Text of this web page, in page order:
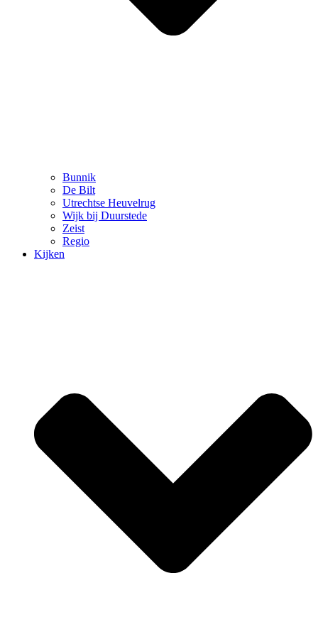
Bunnik
De Bilt
Utrechtse Heuvelrug
Wijk bij Duurstede
Zeist
Regio
Kijken